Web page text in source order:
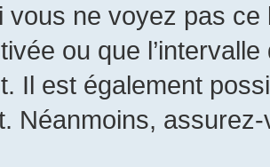
vous ne voyez pas
ou que
Il est également
Néanmoins,